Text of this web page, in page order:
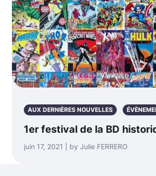
AUX DERNIÈRES NOUVELLES
1er festival de la BD
juin 17, 2021 | by Julie FERRERO